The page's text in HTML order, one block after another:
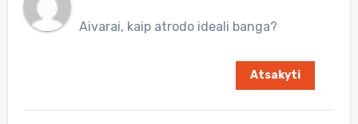
Aivarai, kaip atrodo ideali banga?
Atsakyti